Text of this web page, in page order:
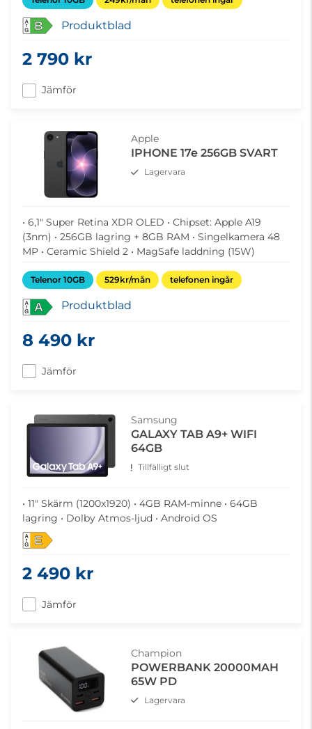
B Produktblad
2 790 kr
Jämför
Apple
IPHONE 17e 256GB SVART
Lagervara
• 6,1" Super Retina XDR OLED • Chipset: Apple A19
(3nm) • 256GB lagring + 8GB RAM • Singelkamera 48
MP • Ceramic Shield 2 • MagSafe laddning (15W)
Telenor 10GB 529kr/mån telefonen ingår
A Produktblad
8 490 kr
Jämför
Samsung
GALAXY TAB A9+ WIFI
64GB
Tillfälligt slut
• 11" Skärm (1200x1920) • 4GB RAM-minne • 64GB
lagring • Dolby Atmos-ljud • Android OS
E
2 490 kr
Jämför
Champion
POWERBANK 20000MAH
65W PD
Lagervara